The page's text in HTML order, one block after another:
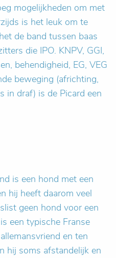
mogelijkheden om met
is het leuk om te
de band tussen baas
die IPO. KNPV, GGI,
behendigheid, EG, VEG
beweging (africhting,
in draf) is de Picard een
is een hond met een
hij heeft daarom veel
geen hond voor een
een typische Franse
en ten
hij soms afstandelijk en